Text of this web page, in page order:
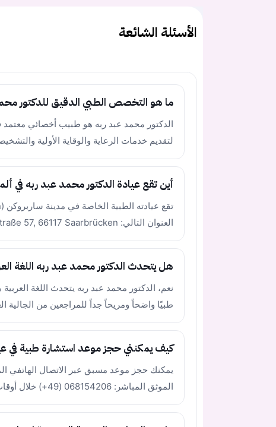
الأسئلة الشائعة
ما هو التخصص الطبي الدقيق للدكتور
لتقديم خدمات الرعاية والوقاية الأولية
أين تقع عيادة الدكتور محمد عبد ربه في
العنوان التالي: Metzer Straße 57, 66117 Saarbrücken.
هل يتحدث الدكتور محمد عبد ربه اللغة
نعم، الدكتور محمد عبد ربه يتحدث اللغة
طبيًا واضحاً ومريحاً جداً للمراجعين من الجالية
كيف يمكنني حجز موعد استشارة طبية في
يمكنك حجز موعد مسبق عبر الاتصال الهاتفي
الموثق المباشر: 068154206 (49+) خلال أوقات الدوام الرسمية.